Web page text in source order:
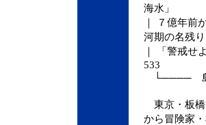
海水」
｜ ７億年前
河期の名残り
｜ 「警戒せ
533
└──── 島
東京・板橋
から冒険家